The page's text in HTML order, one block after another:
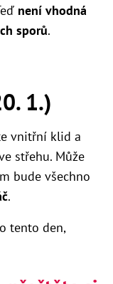
není vhodná
sporů.
1.)
vnitřní klid a
střehu. Může
bude všechno
.
tento den,